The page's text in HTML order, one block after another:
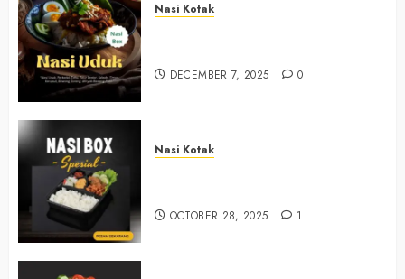
Nasi Kotak
DECEMBER 7, 2025 0
Nasi Kotak
OCTOBER 28, 2025 1